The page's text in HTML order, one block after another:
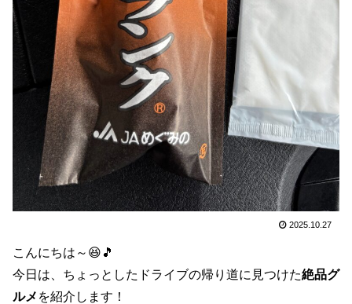
2025.10.27
こんにちは～😆🎵
今日は、ちょっとしたドライブの帰り道に見つけた絶品グ
ルメ を紹介します！